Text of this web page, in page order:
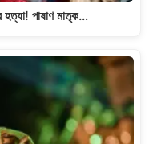
হত্যা! পাষাণ মাতৃক…